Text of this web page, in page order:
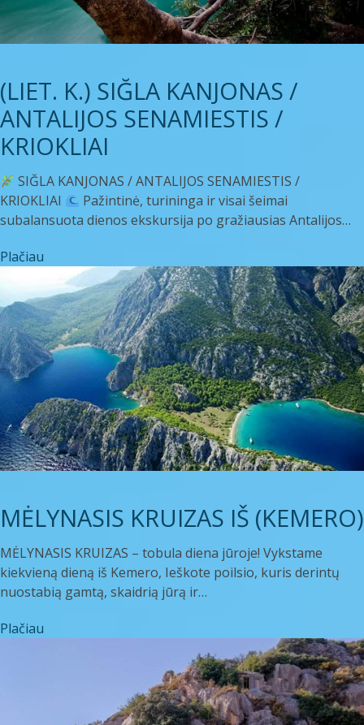
(LIET. K.) SIĞLA KANJONAS /
ANTALIJOS SENAMIESTIS /
KRIOKLIAI
SIĞLA KANJONAS / ANTALIJOS SENAMIESTIS /
KRIOKLIAI
Pažintinė, turininga ir visai šeimai
subalansuota dienos ekskursija po gražiausias Antalijos…
Plačiau
MĖLYNASIS KRUIZAS IŠ (KEMERO)
MĖLYNASIS KRUIZAS – tobula diena jūroje! Vykstame
kiekvieną dieną iš Kemero, Ieškote poilsio, kuris derintų
nuostabią gamtą, skaidrią jūrą ir…
Plačiau